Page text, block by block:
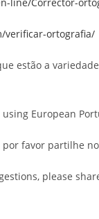
verificar-ortografia/
estão a
European
por favor partilhe
please